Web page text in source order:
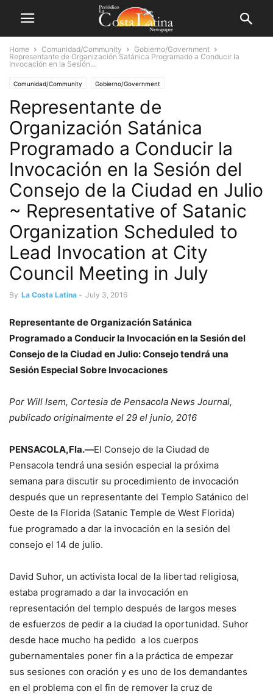
Home Comunidad/Community
Gobierno/Government
Representante de Organización Satánica Programado a Conducir la
Invocación en la Sesión...
Comunidad/Community Gobierno/Government
Noticias Locales/Local News Estilo de Vida/Lifestyle
Representante de
Organización Satánica
Programado a Conducir la
Invocación en la Sesión del
Consejo de la Ciudad en Julio
~ Representative of Satanic
Organization Scheduled to
Lead Invocation at City
Council Meeting in July
By La Costa Latina - July 3, 2016
Representante de Organización Satánica
Programado a Conducir la Invocación en la Sesión del
Consejo de la Ciudad en Julio: Consejo tendrá una
Sesión Especial Sobre Invocaciones
Por Will Isem, Cortesia de Pensacola News Journal,
publicado originalmente el 29 el junio, 2016
PENSACOLA,Fla.—El Consejo de la Ciudad de
Pensacola tendrá una sesión especial la próxima
semana para discutir su procedimiento de invocación
después que un representante del Templo Satánico del
Oeste de la Florida (Satanic Temple de West Florida)
fue programado a dar la invocación en la sesión del
consejo el 14 de julio.
David Suhor, un activista local de la libertad religiosa,
estaba programado a dar la invocación en
representación del templo después de largos meses
de esfuerzos de pedir a la ciudad la oportunidad. Suhor
desde hace mucho ha pedido a los cuerpos
gubernamentales poner fin a la práctica de empezar
sus sesiones con oración y es uno de los demandantes
en el problema con el fin de remover la cruz de